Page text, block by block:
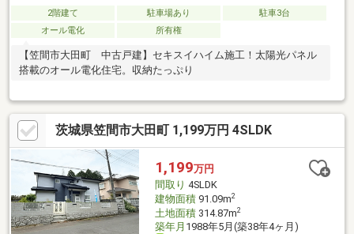
2階建て 駐車場あり
駐車3台
オール電化
所有権
【笠間市大田町 中古戸建】セキスイハイム施工！太陽光パネル
搭載のオール電化住宅。収納たっぷり
茨城県笠間市大田町 1,199万円 4SLDK
1,199万円
間取り 4SLDK
建物面積91.09m2
土地面積314.87m2
築年月 1988年5月(築38年4ヶ月)